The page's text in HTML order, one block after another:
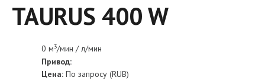
TAURUS 400 W
0 м3/мин / л/мин
Привод:
Цена: По запросу (RUB)